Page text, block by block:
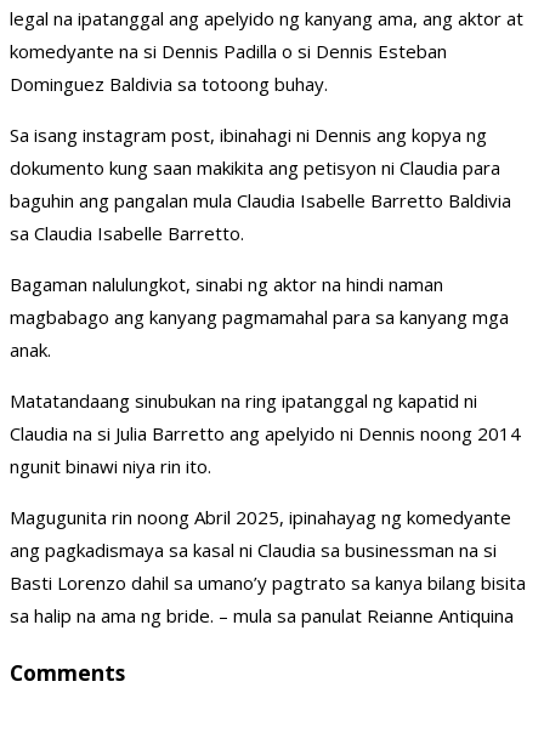
legal na ipatanggal ang apelyido ng kanyang ama, ang aktor at
komedyante na si Dennis Padilla o si Dennis Esteban
Dominguez Baldivia sa totoong buhay.
Sa isang instagram post, ibinahagi ni Dennis ang kopya ng
dokumento kung saan makikita ang petisyon ni Claudia para
baguhin ang pangalan mula Claudia Isabelle Barretto Baldivia
sa Claudia Isabelle Barretto.
Bagaman nalulungkot, sinabi ng aktor na hindi naman
magbabago ang kanyang pagmamahal para sa kanyang mga
anak.
Matatandaang sinubukan na ring ipatanggal ng kapatid ni
Claudia na si Julia Barretto ang apelyido ni Dennis noong 2014
ngunit binawi niya rin ito.
Magugunita rin noong Abril 2025, ipinahayag ng komedyante
ang pagkadismaya sa kasal ni Claudia sa businessman na si
Basti Lorenzo dahil sa umano’y pagtrato sa kanya bilang bisita
sa halip na ama ng bride. – mula sa panulat Reianne Antiquina
Comments